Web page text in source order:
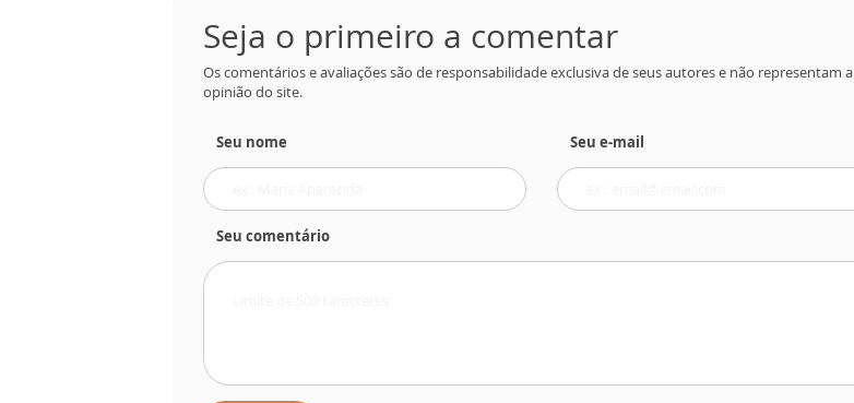
Seja o primeiro a comentar
Os comentários e avaliações são de responsabilidade exclusiva de seus autores e não representam a
opinião do site.
Seu nome Seu e-mail
Seu comentário